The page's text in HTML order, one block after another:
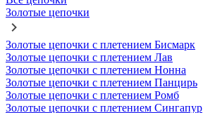
Золотые цепочки
Золотые цепочки с плетением Бисмарк
Золотые цепочки с плетением Лав
Золотые цепочки с плетением Нонна
Золотые цепочки с плетением Панцирь
Золотые цепочки с плетением Ромб
Золотые цепочки с плетением Сингапур